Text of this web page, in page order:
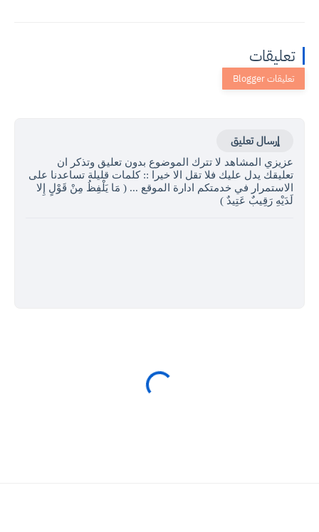
تعليقات
إرسال تعليق
عزيزي المشاهد لا تترك الموضوع بدون تعليق وتذكر ان
تعليقك يدل عليك فلا تقل الا خيرا :: كلمات قليلة تساعدنا على
الاستمرار في خدمتكم ادارة الموقع ... ( مَا يَلْفِظُ مِنْ قَوْلٍ إِلا
لَدَيْهِ رَقِيبٌ عَتِيدٌ )